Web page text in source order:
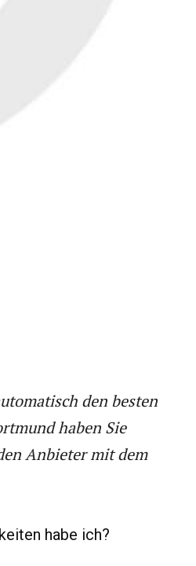
den besten
haben Sie
Anbieter mit dem
habe ich?